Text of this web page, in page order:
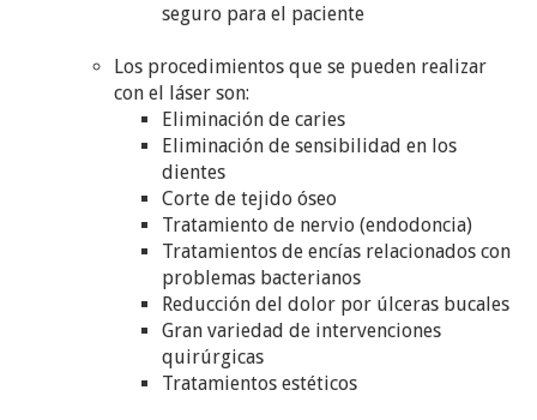
seguro para el paciente
Los procedimientos que se pueden realizar
con el láser son:
Eliminación de caries
Eliminación de sensibilidad en los
dientes
Corte de tejido óseo
Tratamiento de nervio (endodoncia)
Tratamientos de encías relacionados con
problemas bacterianos
Reducción del dolor por úlceras bucales
Gran variedad de intervenciones
quirúrgicas
Tratamientos estéticos